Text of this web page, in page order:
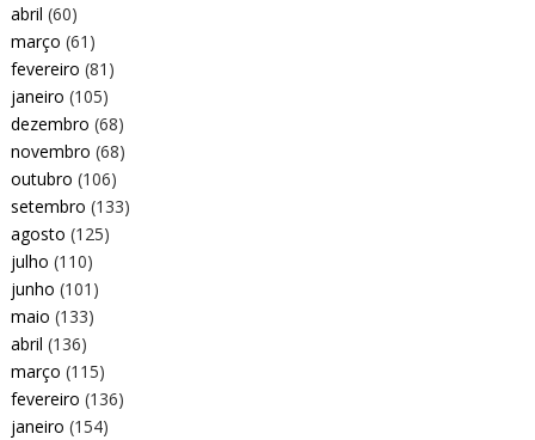
abril (60)
março (61)
fevereiro (81)
janeiro (105)
dezembro (68)
novembro (68)
outubro (106)
setembro (133)
agosto (125)
julho (110)
junho (101)
maio (133)
abril (136)
março (115)
fevereiro (136)
janeiro (154)